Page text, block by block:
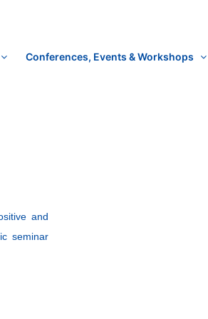
Conferences, Events & Workshops
and
seminar